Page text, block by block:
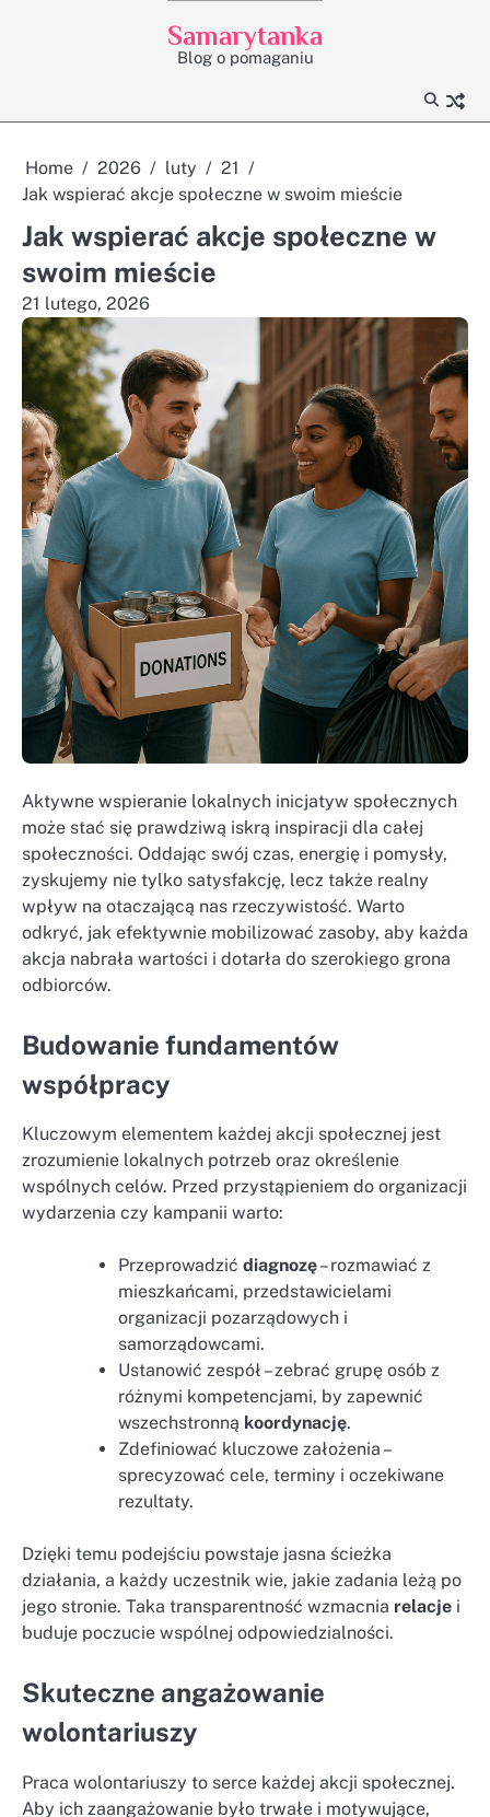
Samarytanka
Blog o pomaganiu
Home 2026 luty
21
Jak wspierać akcje społeczne w swoim mieście
Jak wspierać akcje społeczne w
swoim mieście
21 lutego, 2026
Aktywne wspieranie lokalnych inicjatyw społecznych
może stać się prawdziwą iskrą inspiracji dla całej
społeczności. Oddając swój czas, energię i pomysły,
zyskujemy nie tylko satysfakcję, lecz także realny
wpływ na otaczającą nas rzeczywistość. Warto
odkryć, jak efektywnie mobilizować zasoby, aby każda
akcja nabrała wartości i dotarła do szerokiego grona
odbiorców.
Budowanie fundamentów
współpracy
Kluczowym elementem każdej akcji społecznej jest
zrozumienie lokalnych potrzeb oraz określenie
wspólnych celów. Przed przystąpieniem do organizacji
wydarzenia czy kampanii warto:
Przeprowadzić diagnozę– rozmawiać z
mieszkańcami, przedstawicielami
organizacji pozarządowych i
samorządowcami.
Ustanowić zespół – zebrać grupę osób z
różnymi kompetencjami, by zapewnić
wszechstronną koordynację.
Zdefiniować kluczowe założenia –
sprecyzować cele, terminy i oczekiwane
rezultaty.
Dzięki temu podejściu powstaje jasna ścieżka
działania, a każdy uczestnik wie, jakie zadania leżą po
jego stronie. Taka transparentność wzmacnia relacje i
buduje poczucie wspólnej odpowiedzialności.
Skuteczne angażowanie
wolontariuszy
Praca wolontariuszy to serce każdej akcji społecznej.
Aby ich zaangażowanie było trwałe i motywujące,